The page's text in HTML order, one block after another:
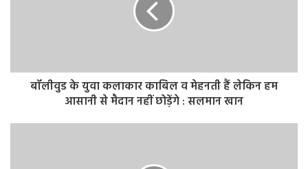
किसानों की गेहूं की खरीद के लिए कांटा तौल और बोरा की कोई
व्यवस्था नहीं दिखाई दे रही है। केंद्र परिसर में सिर्फ गेहूं क्रय करने का
गोली यादव, रामकुमार यादव किसानों ने बताया केंद्र पर कोई
व्यवस्था नहीं है।
बॉलीवुड के युवा कलाकार काबिल व मेहनती हैं लेकिन हम
आसानी से मैदान नहीं छोड़ेंगे : सलमान खान